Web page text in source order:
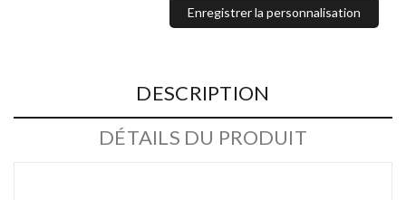
Enregistrer la personnalisation
DESCRIPTION
DÉTAILS DU PRODUIT